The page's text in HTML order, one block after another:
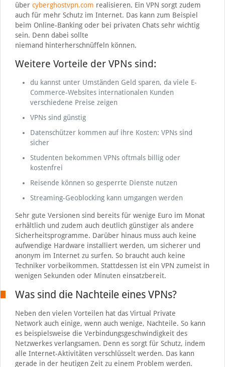
über cyberghostvpn.com realisieren. Ein VPN sorgt zudem
auch für mehr Schutz im Internet. Das kann zum Beispiel
beim Online-Banking oder bei privaten Chats sehr wichtig
sein. Denn dabei sollte
niemand hinterherschnüffeln können.
Weitere Vorteile der VPNs sind:
du kannst unter Umständen Geld sparen, da viele E-
Commerce-Websites internationalen Kunden
verschiedene Preise zeigen
VPNs sind günstig
Datenschützer kommen auf ihre Kosten: VPNs sind
sicher
Studenten bekommen VPNs oftmals billig oder
kostenfrei
Reisende können so gesperrte Dienste nutzen
Streaming-Geoblocking kann umgangen werden
Sehr gute Versionen sind bereits für wenige Euro im Monat
erhältlich und zudem auch deutlich günstiger als andere
Sicherheitsprogramme. Darüber hinaus muss auch keine
aufwendige Hardware installiert werden, um sicherer und
anonym im Internet zu surfen. So braucht auch keine
Techniker vorbeikommen. Stattdessen ist ein VPN zumeist in
wenigen Sekunden oder Minuten einsatzbereit.
Was sind die Nachteile eines VPNs?
Neben den vielen Vorteilen hat das Virtual Private
Network auch einige, wenn auch wenige, Nachteile. So kann
es beispielsweise die Verbindungsgeschwindigkeit des
Netzwerkes verlangsamen. Denn es sorgt für Schutz, indem
alle Internet-Aktivitäten verschlüsselt werden. Das kann
gerade in der heutigen Zeit zu einem Problem werden.